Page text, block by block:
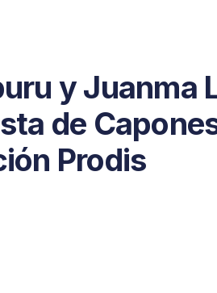
y Juanma
de
Prodis